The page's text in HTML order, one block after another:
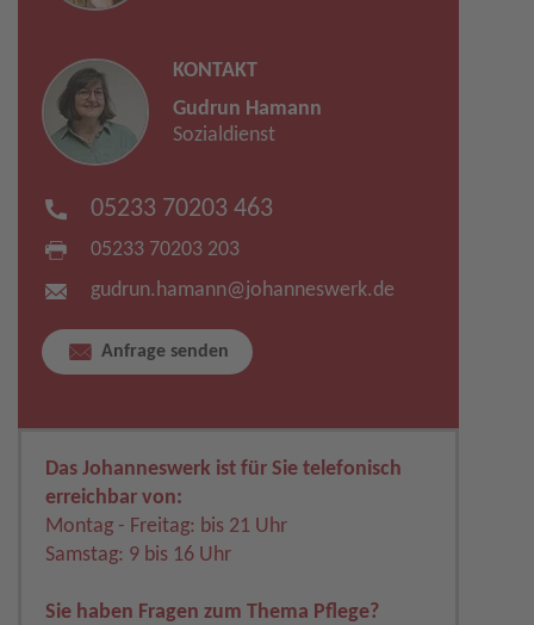
KONTAKT
Gudrun Hamann
Sozialdienst
05233 70203 463
05233 70203 203
gudrun.hamann​@johanneswerk.de
Anfrage senden
Das Johanneswerk ist für Sie telefonisch
erreichbar von:
Montag - Freitag: bis 21 Uhr
Samstag: 9 bis 16 Uhr
Sie haben Fragen zum Thema Pflege?